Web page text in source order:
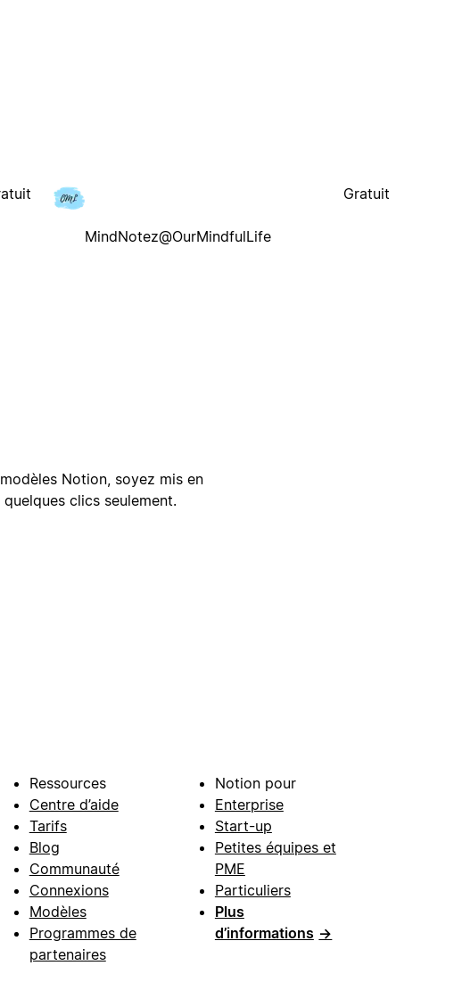
MindNotez@OurMindfulLife
Gratuit
Notion, soyez mis en
clics seulement.
Ressources
Centre d’aide
Tarifs
Blog
Communauté
Connexions
Modèles
Programmes de
partenaires
Notion pour
Enterprise
Start-up
Petites équipes et
PME
Particuliers
Plus
d’informations →